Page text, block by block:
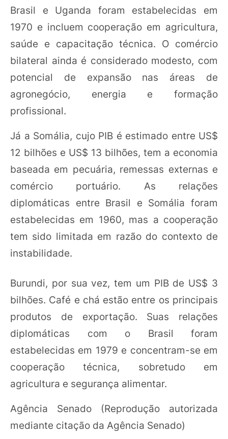
Brasil e Uganda foram estabelecidas em
1970 e incluem cooperação em agricultura,
saúde e capacitação técnica. O comércio
bilateral ainda é considerado modesto, com
potencial de expansão nas áreas de
agronegócio, energia e formação
profissional.
Já a Somália, cujo PIB é estimado entre US$
12 bilhões e US$ 13 bilhões, tem a economia
baseada em pecuária, remessas externas e
comércio portuário. As relações
diplomáticas entre Brasil e Somália foram
estabelecidas em 1960, mas a cooperação
tem sido limitada em razão do contexto de
instabilidade.
Burundi, por sua vez, tem um PIB de US$ 3
bilhões. Café e chá estão entre os principais
produtos de exportação. Suas relações
diplomáticas com o Brasil foram
estabelecidas em 1979 e concentram-se em
cooperação técnica, sobretudo em
agricultura e segurança alimentar.
Agência Senado (Reprodução autorizada
mediante citação da Agência Senado)